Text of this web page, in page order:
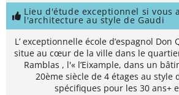
Lieu d'étude exceptionnel si vous
l'architecture au style de Gaudi
L’ exceptionnelle école d’espagnol Don
situe au cœur de la ville dans le
Ramblas , l'« l’Eixample, dans un
20ème siècle de 4 étages au style
spécifiques pour les 30 ans+